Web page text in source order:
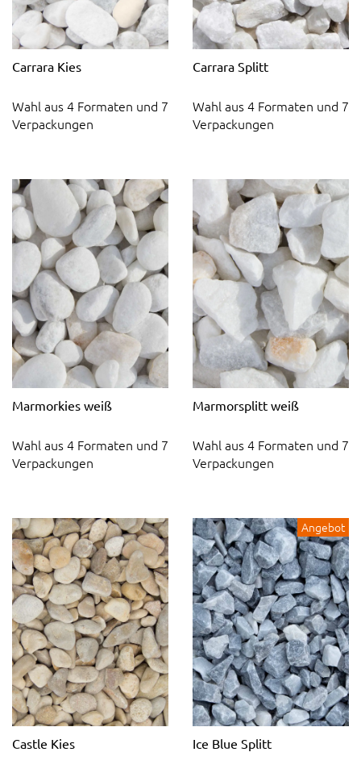
Carrara Kies
Wahl aus 4 Formaten und 7
Verpackungen
Carrara Splitt
Wahl aus 4 Formaten und 7
Verpackungen
Marmorkies weiß
Wahl aus 4 Formaten und 7
Verpackungen
Marmorsplitt weiß
Wahl aus 4 Formaten und 7
Verpackungen
Castle Kies
Angebot
Ice Blue Splitt